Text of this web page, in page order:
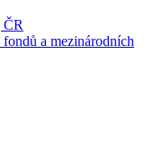
ČR
a mezinárodních